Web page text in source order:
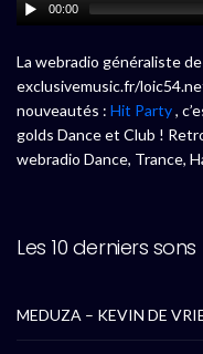
00:00
La webradio généraliste de
exclusivemusic.fr/
nouveautés : Hit Party,
golds Dance et Club !
webradio Dance, Trance,
Les 10 derniers sons
MEDUZA – KEVIN DE